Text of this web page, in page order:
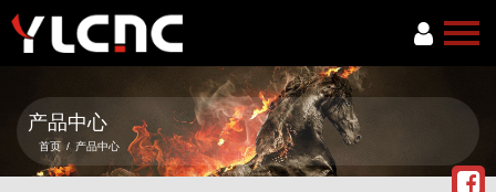
首页
关于我们
产品中心
产品中心
首页 / 产品中心